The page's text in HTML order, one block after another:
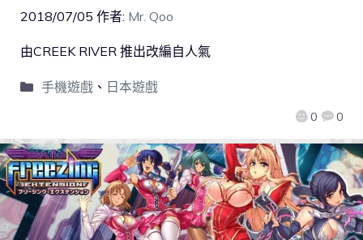
2018/07/05 作者: Mr. Qoo
0 0
由CREEK RIVER 推出改編自人氣
手機遊戲、 日本遊戲